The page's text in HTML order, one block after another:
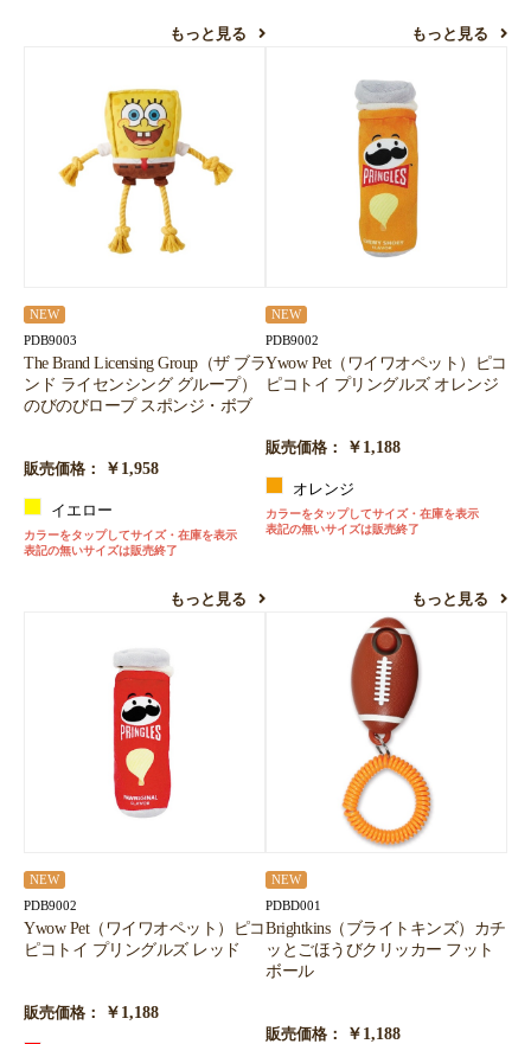
もっと見る もっと見る
NEW
PDB9003
The Brand Licensing Group（ザ ブラ
ンド ライセンシング グループ）
のびのびロープ スポンジ・ボブ
販売価格： ￥1,958
イエロー
カラーをタップしてサイズ・在庫を表示
表記の無いサイズは販売終了
もっと見る
NEW
PDB9002
Ywow Pet（ワイワオペット）ピコ
ピコトイ プリングルズ オレンジ
販売価格： ￥1,188
オレンジ
カラーをタップしてサイズ・在庫を表示
表記の無いサイズは販売終了
もっと見る
NEW
PDB9002
Ywow Pet（ワイワオペット）ピコ
ピコトイ プリングルズ レッド
販売価格： ￥1,188
NEW
PDBD001
Brightkins（ブライトキンズ）カチ
ッとごほうびクリッカー フット
ボール
販売価格： ￥1,188